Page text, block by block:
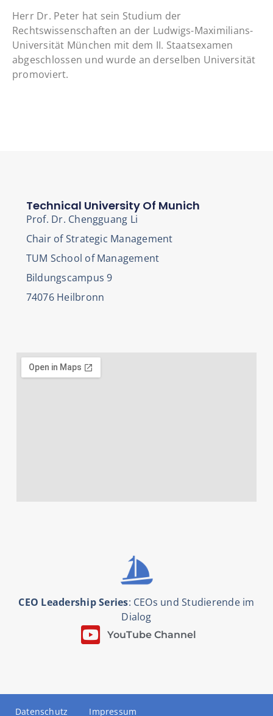
Herr Dr. Peter hat sein Studium der
Rechtswissenschaften an der Ludwigs-Maximilians-
Universität München mit dem II. Staatsexamen
abgeschlossen und wurde an derselben Universität
promoviert.
CEO Leadership Series: CEOs und Studierende im
Dialog
YouTube Channel
Technical University Of Munich
Prof. Dr. Chengguang Li
Chair of Strategic Management
TUM School of Management
Bildungscampus 9
74076 Heilbronn
Datenschutz Impressum